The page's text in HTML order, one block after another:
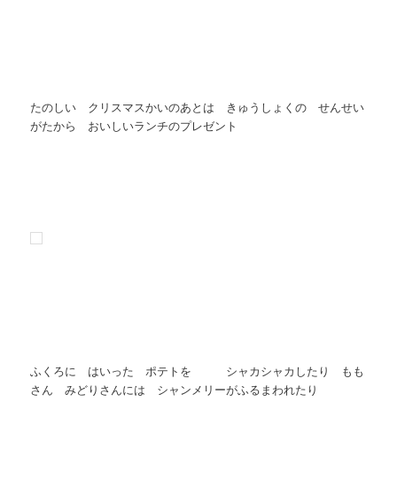
たのしい クリスマスかいのあとは きゅうしょくの せんせい
がたから おいしいランチのプレゼント
ふくろに はいった ポテトを シャカシャカしたり もも
さん みどりさんには シャンメリーがふるまわれたり